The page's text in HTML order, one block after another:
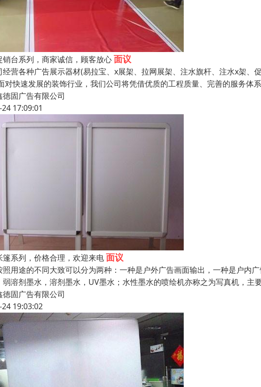
销台系列，商家诚信，顾客放心面议
经营各种广告展示器材(易拉宝、x展架、拉网展架、注水旗杆、注水x架、
对快速发展的装饰行业，我们公司将凭借优质的工程质量、完善的服务体
徳固广告有限公司
17:09:01
篷系列，价格合理，欢迎来电面议
照用途的不同大致可以分为两种：一种是户外广告画面输出，一种是户内
弱溶剂墨水，溶剂墨水，UV墨水；水性墨水的喷绘机亦称之为写真机，主
徳固广告有限公司
19:03:02